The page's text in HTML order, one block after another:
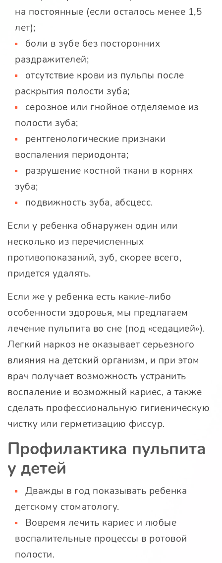
на постоянные (если осталось менее 1,5
лет);
боли в зубе без посторонних
раздражителей;
отсутствие крови из пульпы после
раскрытия полости зуба;
серозное или гнойное отделяемое из
полости зуба;
рентгенологические признаки
воспаления периодонта;
разрушение костной ткани в корнях
зуба;
подвижность зуба, абсцесс.
Если у ребенка обнаружен один или
несколько из перечисленных
противопоказаний, зуб, скорее всего,
придется удалять.
Если же у ребенка есть какие-либо
особенности здоровья, мы предлагаем
лечение пульпита во сне (под «седацией»).
Легкий наркоз не оказывает серьезного
влияния на детский организм, и при этом
врач получает возможность устранить
воспаление и возможный кариес, а также
сделать профессиональную гигиеническую
чистку или герметизацию фиссур.
Профилактика пульпита
у детей
Дважды в год показывать ребенка
детскому стоматологу.
Вовремя лечить кариес и любые
воспалительные процессы в ротовой
полости.